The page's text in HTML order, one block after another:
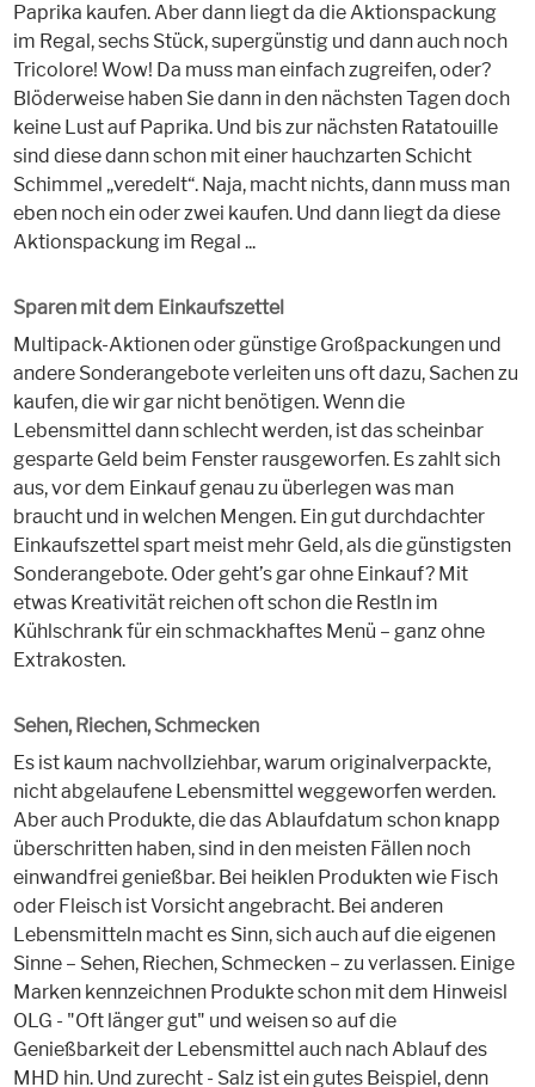
Paprika kaufen. Aber dann liegt da die Aktionspackung
im Regal, sechs Stück, supergünstig und dann auch noch
Tricolore! Wow! Da muss man einfach zugreifen, oder?
Blöderweise haben Sie dann in den nächsten Tagen doch
keine Lust auf Paprika. Und bis zur nächsten Ratatouille
sind diese dann schon mit einer hauchzarten Schicht
Schimmel „veredelt“. Naja, macht nichts, dann muss man
eben noch ein oder zwei kaufen. Und dann liegt da diese
Aktionspackung im Regal ...
Sparen mit dem Einkaufszettel
Multipack-Aktionen oder günstige Großpackungen und
andere Sonderangebote verleiten uns oft dazu, Sachen zu
kaufen, die wir gar nicht benötigen. Wenn die
Lebensmittel dann schlecht werden, ist das scheinbar
gesparte Geld beim Fenster rausgeworfen. Es zahlt sich
aus, vor dem Einkauf genau zu überlegen was man
braucht und in welchen Mengen. Ein gut durchdachter
Einkaufszettel spart meist mehr Geld, als die günstigsten
Sonderangebote. Oder geht’s gar ohne Einkauf? Mit
etwas Kreativität reichen oft schon die Restln im
Kühlschrank für ein schmackhaftes Menü – ganz ohne
Extrakosten.
Sehen, Riechen, Schmecken
Es ist kaum nachvollziehbar, warum originalverpackte,
nicht abgelaufene Lebensmittel weggeworfen werden.
Aber auch Produkte, die das Ablaufdatum schon knapp
überschritten haben, sind in den meisten Fällen noch
einwandfrei genießbar. Bei heiklen Produkten wie Fisch
oder Fleisch ist Vorsicht angebracht. Bei anderen
Lebensmitteln macht es Sinn, sich auch auf die eigenen
Sinne – Sehen, Riechen, Schmecken – zu verlassen. Einige
Marken kennzeichnen Produkte schon mit dem Hinweisl
OLG - "Oft länger gut" und weisen so auf die
Genießbarkeit der Lebensmittel auch nach Ablauf des
MHD hin. Und zurecht - Salz ist ein gutes Beispiel, denn